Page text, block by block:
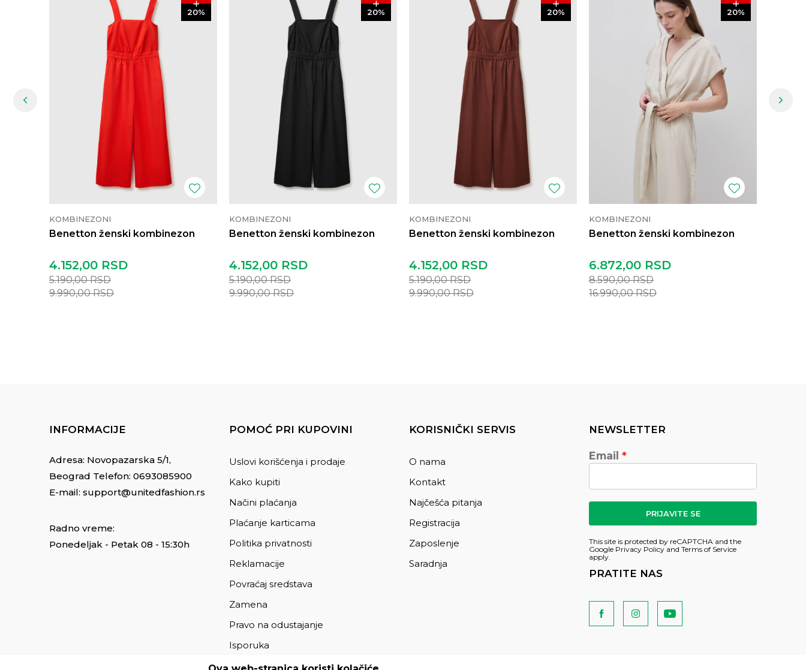
20%
KOMBINEZONI
Benetton ženski kombinezon
4.152,00 RSD
5.190,00RSD
9.990,00RSD
20%
KOMBINEZONI
Benetton ženski kombinezon
4.152,00 RSD
5.190,00RSD
9.990,00RSD
20%
KOMBINEZONI
Benetton ženski kombinezon
4.152,00 RSD
5.190,00RSD
9.990,00RSD
20%
KOMBINEZONI
Benetton ženski kombinezon
6.872,00 RSD
8.590,00RSD
16.990,00RSD
INFORMACIJE
Adresa: Novopazarska 5/1,
Beograd Telefon: 0693085900
E-mail: support@unitedfashion.rs
Radno vreme:
Ponedeljak - Petak 08 - 15:30h
POMOĆ PRI KUPOVINI
Uslovi korišćenja i prodaje
Kako kupiti
Načini plaćanja
Plaćanje karticama
Politika privatnosti
Reklamacije
Povraćaj sredstava
Zamena
Pravo na odustajanje
Isporuka
KORISNIČKI SERVIS
O nama
Kontakt
Najčešća pitanja
Registracija
Zaposlenje
Saradnja
NEWSLETTER
Email
PRIJAVITE SE
This site is protected by reCAPTCHA and the
Google Privacy Policy and Terms of Service
apply.
PRATITE NAS